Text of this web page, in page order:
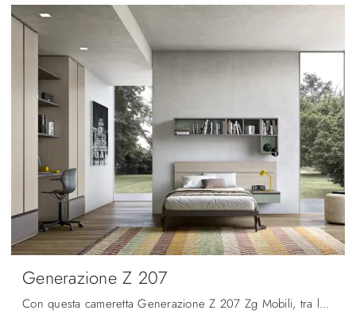
Generazione Z 207
Con questa cameretta Generazione Z 207 Zg Mobili, tra le soluzioni componibili, potrai arredare stanze moderne per ragazzi.